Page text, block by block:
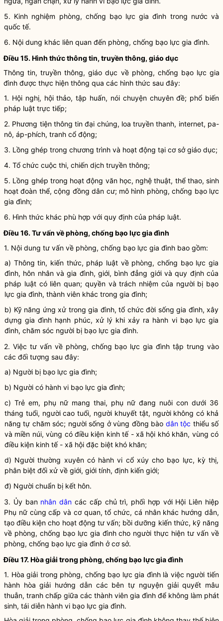
5. Kinh nghiệm phòng, chống bạo lực gia đình trong nước và
quốc tế.
6. Nội dung khác liên quan đến phòng, chống bạo lực gia đình.
Điều 15. Hình thức thông tin, truyền thông, giáo dục
Thông tin, truyền thông, giáo dục về phòng, chống bạo lực gia
đình được thực hiện thông qua các hình thức sau đây:
1. Hội nghị, hội thảo, tập huấn, nói chuyện chuyên đề; phổ biến
pháp luật trực tiếp;
2. Phương tiện thông tin đại chúng, loa truyền thanh, internet, pa-
nô, áp-phích, tranh cổ động;
3. Lồng ghép trong chương trình và hoạt động tại cơ sở giáo dục;
4. Tổ chức cuộc thi, chiến dịch truyền thông;
5. Lồng ghép trong hoạt động văn học, nghệ thuật, thể thao, sinh
hoạt đoàn thể, cộng đồng dân cư; mô hình phòng, chống bạo lực
gia đình;
6. Hình thức khác phù hợp với quy định của pháp luật.
Điều 16. Tư vấn về phòng, chống bạo lực gia đình
1. Nội dung tư vấn về phòng, chống bạo lực gia đình bao gồm:
a) Thông tin, kiến thức, pháp luật về phòng, chống bạo lực gia
đình, hôn nhân và gia đình, giới, bình đẳng giới và quy định của
pháp luậtcó liên quan; quyền và trách nhiệm của người bị bạo
lực gia đình, thành viên khác trong gia đình;
b) Kỹ năng ứng xử trong gia đình, tổ chức đời sống gia đình, xây
dựng gia đình hạnh phúc, xử lý khi xảy ra hành vi bạo lực gia
đình, chăm sóc người bị bạo lực gia đình.
2. Việc tư vấn về phòng, chống bạo lực gia đình tập trung vào
các đối tượng sau đây:
a) Người bị bạo lực gia đình;
b) Người có hành vi bạo lực gia đình;
c) Trẻ em, phụ nữ mang thai, phụ nữ đang nuôi con dưới 36
tháng tuổi, người cao tuổi, người khuyết tật, người không có khả
năng tự chăm sóc; người sống ở vùng đồng bào dân tộc thiểu số
và miền núi, vùng có điều kiện kinh tế - xã hội khó khăn, vùng có
điều kiện kinh tế - xã hội đặc biệt khó khăn;
d) Người thường xuyên có hành vi cổ xúy cho bạo lực, kỳ thị,
phân biệt đối xử về giới, giới tính, định kiến giới;
đ) Người chuẩn bị kết hôn.
3. Ủy ban nhân dân các cấp chủ trì, phối hợp với Hội Liên hiệp
Phụ nữ cùng cấp và cơ quan, tổ chức, cá nhân khác hướng dẫn,
tạo điều kiện cho hoạt động tư vấn; bồi dưỡng kiến thức, kỹ năng
về phòng, chống bạo lực gia đìnhcho người thực hiện tư vấn về
phòng, chống bạo lực gia đình ở cơ sở.
Điều 17. Hòa giải trong phòng, chống bạo lực gia đình
1. Hòa giải trong phòng, chống bạo lực gia đình là việc người tiến
hành hòa giải hướng dẫn các bên tự nguyện giải quyết mâu
thuẫn, tranh chấp giữa các thành viên gia đình để không làm phát
sinh, tái diễn hành vi bạo lực gia đình.